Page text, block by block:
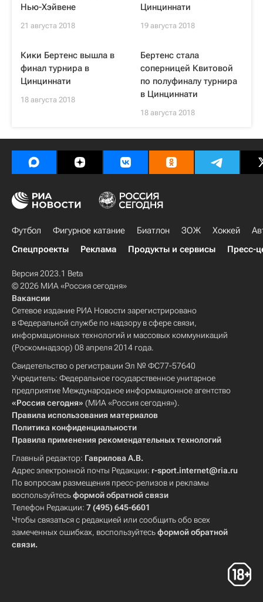
Нью-Хэйвене
21 августа 2018
Цинциннати
19 августа 2018
Кики Бертенс вышла в
финал турнира в
Цинциннати
18 августа 2018
Бертенс стала
соперницей Квитовой
по полуфиналу турнира
в Цинциннати
18 августа 2018
Футбол Фигурное катание Биатлон ЗОЖ Хоккей
Спецпроекты
Реклама Продукты и сервисы Пресс-
Версия 2023.1 Beta
© 2026 МИА «Россия сегодня»
Вакансии
Сетевое издание РИА Новости зарегистрировано
в Федеральной службе по надзору в сфере связи,
информационных технологий и массовых коммуникаций
(Роскомнадзор) 08 апреля 2014 года.
Свидетельство о регистрации Эл № ФС77-57640
Учредитель: Федеральное государственное унитарное
предприятие Международное информационное агентство
«Россия сегодня» (МИА «Россия сегодня»).
Правила использования материалов
Политика конфиденциальности
Правила применения рекомендательных технологий
Главный редактор: Гаврилова А.В.
Адрес электронной почты Редакции: r-sport.internet@ria.ru
По вопросам размещения пресс-релизов и рекламы
воспользуйтесьформой обратной связи
Телефон Редакции: 7 (495) 645-6601
Чтобы связаться с редакцией или сообщить обо всех
замеченных ошибках, воспользуйтесьформой обратной
связи.